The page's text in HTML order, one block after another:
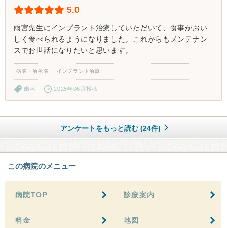
5.0
雨宮先生にインプラント治療していただいて、食事がおい
しく食べられるようになりました。これからもメンテナン
スでお世話になりたいと思います。
病名・治療名 インプラント治療
歯科 2025年06月投稿
アンケートをもっと読む (24件)
この病院のメニュー
病院TOP 診療案内
料金 地図